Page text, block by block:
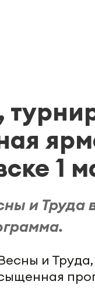
1
и Труда
и Труда,